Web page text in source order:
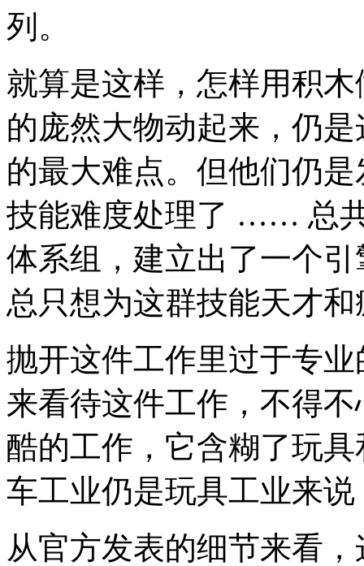
列。
就算是这样，怎样用积木
的庞然大物动起来，仍
的最大难点。但他们仍
技能难度处理了 …… 总
体系组，建立出了一个
总只想为这群技能天才
抛开这件工作里过于专
来看待这件工作，不得
酷的工作，它含糊了玩
车工业仍是玩具工业来
从官方发表的细节来看